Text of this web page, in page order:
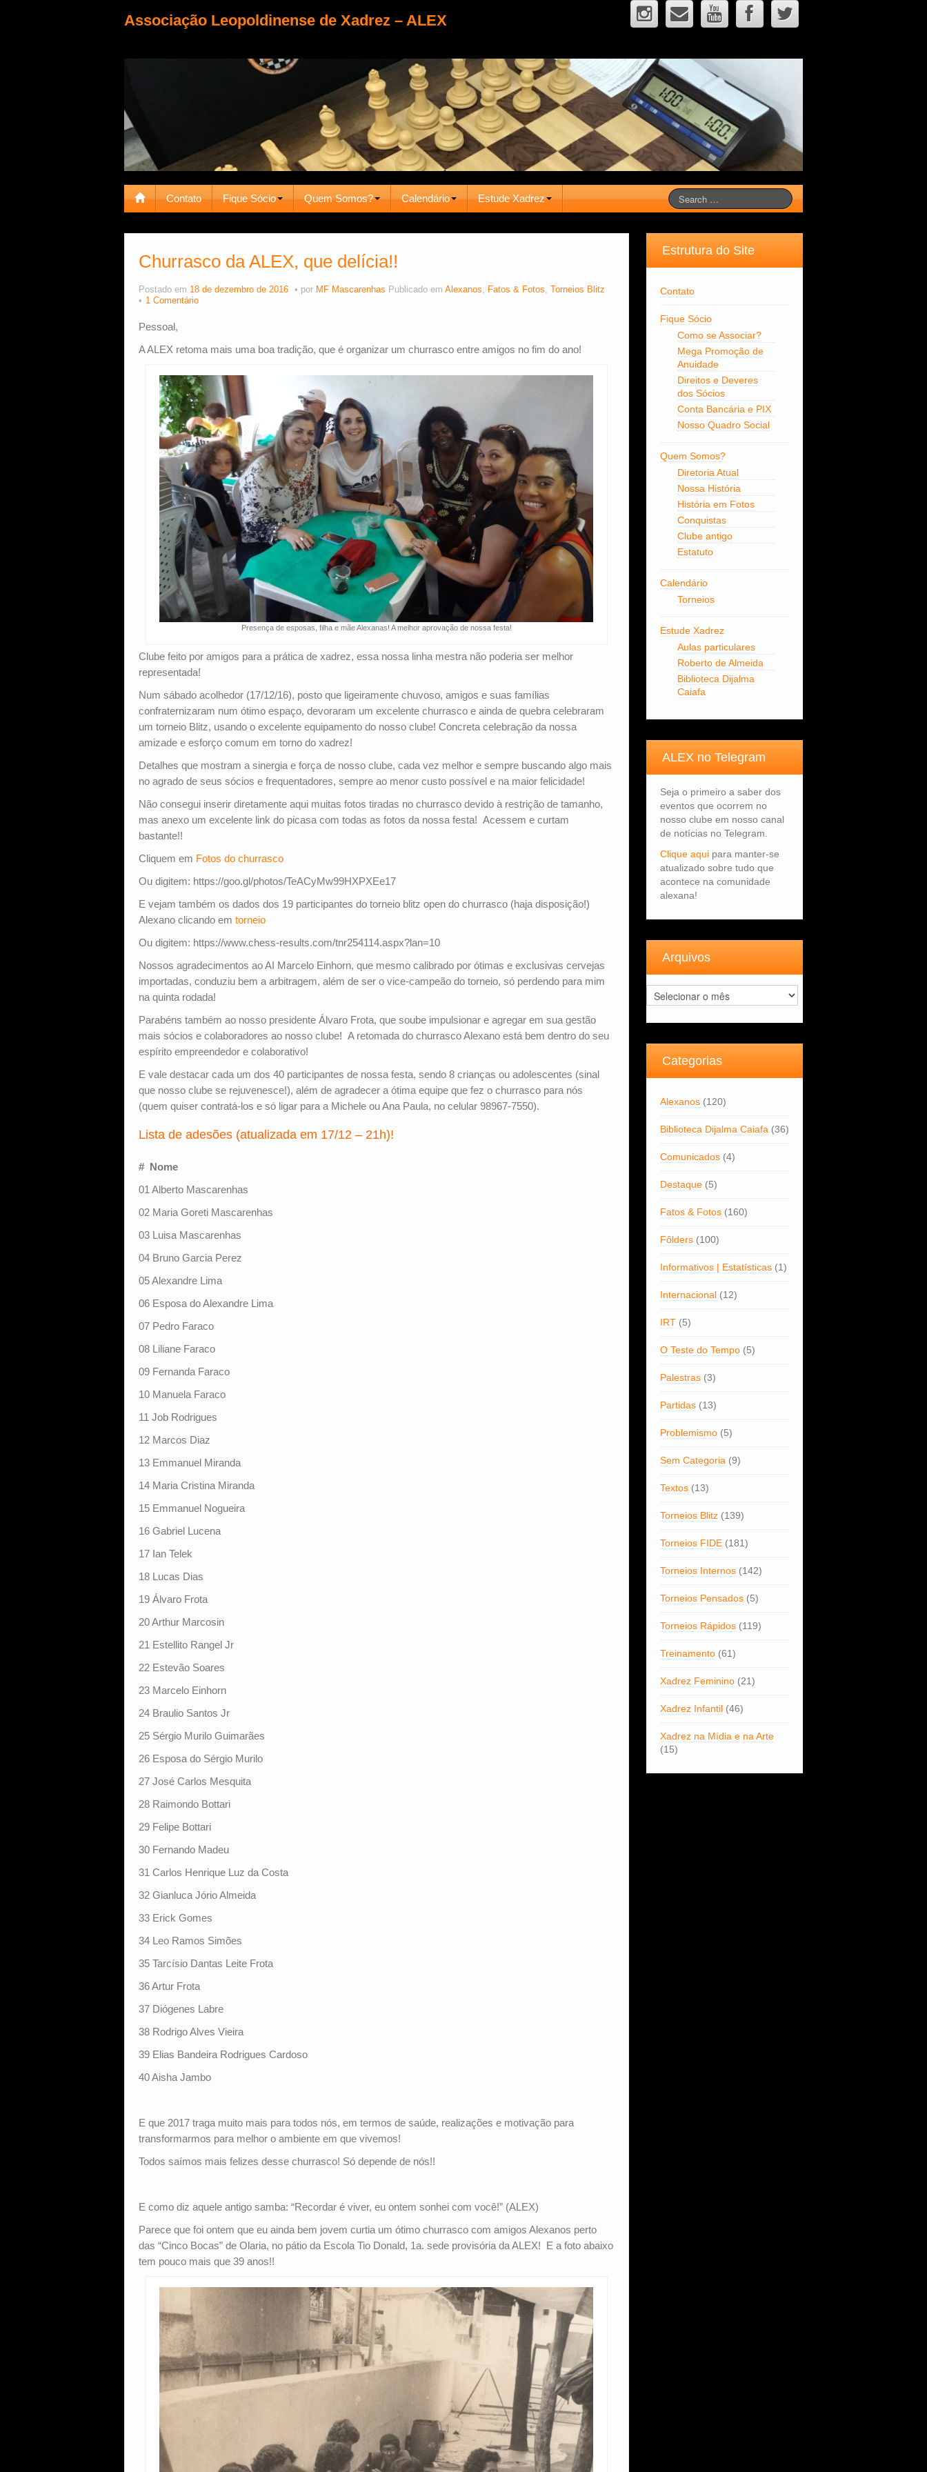
Associação Leopoldinense de Xadrez – ALEX
Contato Fique Sócio Quem Somos? Calendário Estude Xadrez
Churrasco da ALEX, que delícia!!
Postado em 18 de dezembro de 2016 por MF Mascarenhas Publicado em Alexanos, Fatos & Fotos,
Torneios Blitz
1 Comentário
Pessoal,
A ALEX retoma mais uma boa tradição, que é organizar um churrasco entre amigos no fim do ano!
Presença de esposas, filha e mãe Alexanas! A melhor aprovação de nossa festa!
Clube feito por amigos para a prática de xadrez, essa nossa linha mestra não poderia ser melhor
representada!
Num sábado acolhedor (17/12/16), posto que ligeiramente chuvoso, amigos e suas famílias
confraternizaram num ótimo espaço, devoraram um excelente churrasco e ainda de quebra celebraram
um torneio Blitz, usando o excelente equipamento do nosso clube! Concreta celebração da nossa
amizade e esforço comum em torno do xadrez!
Detalhes que mostram a sinergia e força de nosso clube, cada vez melhor e sempre buscando algo mais
no agrado de seus sócios e frequentadores, sempre ao menor custo possível e na maior felicidade!
Não consegui inserir diretamente aqui muitas fotos tiradas no churrasco devido à restrição de tamanho,
mas anexo um excelente link do picasa com todas as fotos da nossa festa! Acessem e curtam
bastante!!
Cliquem em Fotos do churrasco
Ou digitem: https://goo.gl/photos/TeACyMw99HXPXEe17
E vejam também os dados dos 19 participantes do torneio blitz open do churrasco (haja disposição!)
Alexano clicando em torneio
Ou digitem: https://www.chess-results.com/tnr254114.aspx?lan=10
Nossos agradecimentos ao AI Marcelo Einhorn, que mesmo calibrado por ótimas e exclusivas cervejas
importadas, conduziu bem a arbitragem, além de ser o vice-campeão do torneio, só perdendo para mim
na quinta rodada!
Parabéns também ao nosso presidente Álvaro Frota, que soube impulsionar e agregar em sua gestão
mais sócios e colaboradores ao nosso clube! A retomada do churrasco Alexano está bem dentro do seu
espírito empreendedor e colaborativo!
E vale destacar cada um dos 40 participantes de nossa festa, sendo 8 crianças ou adolescentes (sinal
que nosso clube se rejuvenesce!), além de agradecer a ótima equipe que fez o churrasco para nós
(quem quiser contratá-los e só ligar para a Michele ou Ana Paula, no celular 98967-7550).
Lista de adesões (atualizada em 17/12 – 21h)!
# Nome
01 Alberto Mascarenhas
02 Maria Goreti Mascarenhas
03 Luisa Mascarenhas
04 Bruno Garcia Perez
05 Alexandre Lima
06 Esposa do Alexandre Lima
07 Pedro Faraco
08 Liliane Faraco
09 Fernanda Faraco
10 Manuela Faraco
11 Job Rodrigues
12 Marcos Diaz
13 Emmanuel Miranda
14 Maria Cristina Miranda
15 Emmanuel Nogueira
16 Gabriel Lucena
17 Ian Telek
18 Lucas Dias
19 Álvaro Frota
20 Arthur Marcosin
21 Estellito Rangel Jr
22 Estevão Soares
23 Marcelo Einhorn
24 Braulio Santos Jr
25 Sérgio Murilo Guimarães
26 Esposa do Sérgio Murilo
27 José Carlos Mesquita
28 Raimondo Bottari
29 Felipe Bottari
30 Fernando Madeu
31 Carlos Henrique Luz da Costa
32 Gianluca Jório Almeida
33 Erick Gomes
34 Leo Ramos Simões
35 Tarcísio Dantas Leite Frota
36 Artur Frota
37 Diógenes Labre
38 Rodrigo Alves Vieira
39 Elias Bandeira Rodrigues Cardoso
40 Aisha Jambo
E que 2017 traga muito mais para todos nós, em termos de saúde, realizações e motivação para
transformarmos para melhor o ambiente em que vivemos!
Todos saímos mais felizes desse churrasco! Só depende de nós!!
E como diz aquele antigo samba: “Recordar é viver, eu ontem sonhei com você!” (ALEX)
Parece que foi ontem que eu ainda bem jovem curtia um ótimo churrasco com amigos Alexanos perto
das “Cinco Bocas” de Olaria, no pátio da Escola Tio Donald, 1a. sede provisória da ALEX! E a foto abaixo
tem pouco mais que 39 anos!!
Estrutura do Site
Contato
Fique Sócio
Como se Associar?
Mega Promoção de
Anuidade
Direitos e Deveres
dos Sócios
Conta Bancária e PIX
Nosso Quadro Social
Quem Somos?
Diretoria Atual
Nossa História
História em Fotos
Conquistas
Clube antigo
Estatuto
Calendário
Torneios
Estude Xadrez
Aulas particulares
Roberto de Almeida
Biblioteca Dijalma
Caiafa
ALEX no Telegram
Seja o primeiro a saber dos
eventos que ocorrem no
nosso clube em nosso canal
de notícias no Telegram.
Clique aquipara manter-se
atualizado sobre tudo que
acontece na comunidade
alexana!
Arquivos
Arquivos
Categorias
Alexanos(120)
Biblioteca Dijalma Caiafa(36)
Comunicados(4)
Destaque(5)
Fatos & Fotos(160)
Fôlders(100)
Informativos | Estatísticas(1)
Internacional(12)
IRT(5)
O Teste do Tempo(5)
Palestras(3)
Partidas(13)
Problemismo(5)
Sem Categoria(9)
Textos(13)
Torneios Blitz(139)
Torneios FIDE(181)
Torneios Internos(142)
Torneios Pensados(5)
Torneios Rápidos(119)
Treinamento(61)
Xadrez Feminino(21)
Xadrez Infantil(46)
Xadrez na Mídia e na Arte
(15)